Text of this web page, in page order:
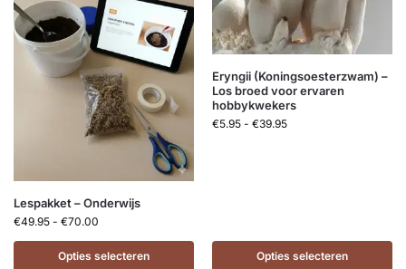
Lespakket – Onderwijs
€49.95 - €70.00
Opties selecteren
Eryngii (Koningsoesterzwam) –
Los broed voor ervaren
hobbykwekers
€5.95 - €39.95
Opties selecteren